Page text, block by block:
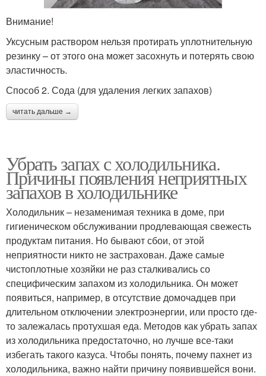
Внимание!
Уксусным раствором нельзя протирать уплотнительную
резинку – от этого она может засохнуть и потерять свою
эластичность.
Способ 2. Сода (для удаления легких запахов)
читать дальше →
Убрать запах с холодильника.
Причины появления неприятных
запахов в холодильнике
Холодильник – незаменимая техника в доме, при
гигиеническом обслуживании продлевающая свежесть
продуктам питания. Но бывают сбои, от этой
неприятности никто не застрахован. Даже самые
чистоплотные хозяйки не раз сталкивались со
специфическим запахом из холодильника. Он может
появиться, например, в отсутствие домочадцев при
длительном отключении электроэнергии, или просто где-
то залежалась протухшая еда. Методов как убрать запах
из холодильника предостаточно, но лучше все-таки
избегать такого казуса. Чтобы понять, почему пахнет из
холодильника, важно найти причину появившейся вони.